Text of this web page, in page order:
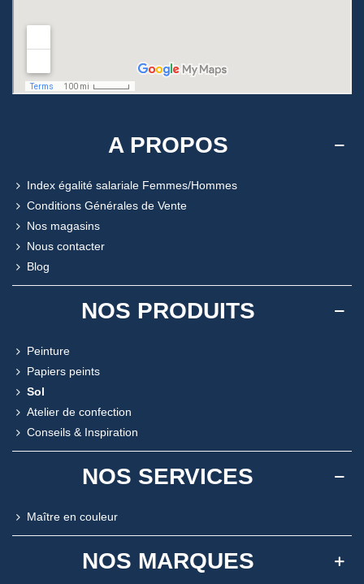
A PROPOS
Index égalité salariale Femmes/Hommes
Conditions Générales de Vente
Nos magasins
Nous contacter
Blog
NOS PRODUITS
Peinture
Papiers peints
Sol
Atelier de confection
Conseils & Inspiration
NOS SERVICES
Maître en couleur
NOS MARQUES